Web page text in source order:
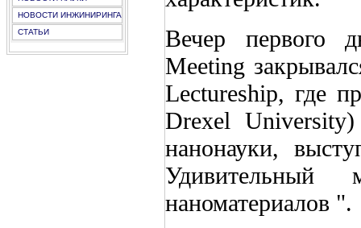
НОВОСТИ ИНЖИНИРИНГА
СТАТЬИ
Вечер первого
Meeting
Lectureship, где
Drexel
нанонауки,
наноматериалов ".